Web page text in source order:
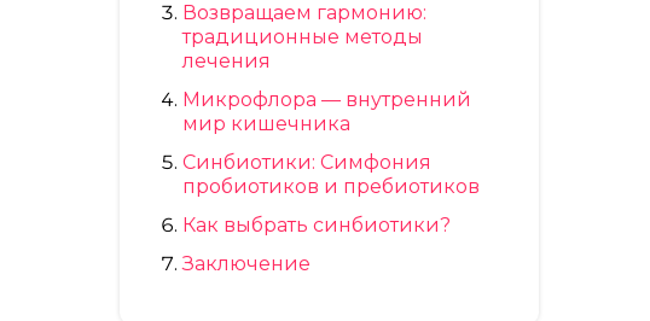
Возвращаем гармонию:
традиционные методы
лечения
Микрофлора — внутренний
мир кишечника
Синбиотики: Симфония
пробиотиков и пребиотиков
Как выбрать синбиотики?
Заключение